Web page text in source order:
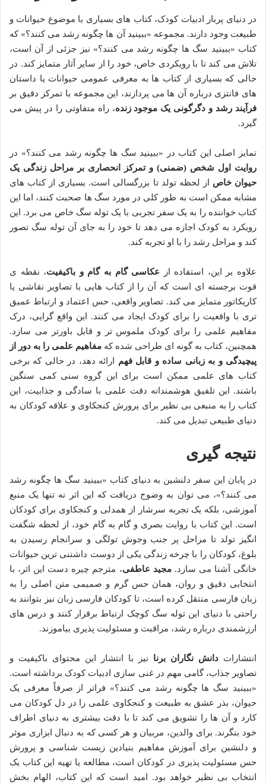
در دنیای پربار ادبیات کودک، کتاب های بسیاری با موضوع حیوانات و
طبیعت وجود دارند. مجموعه «ببینید آن ها چگونه رشد می کنند؟» که
کتاب «ببینید سگ ها چگونه رشد می کنند؟» نیز جزئی از آن است،
تلاش می کند تا با رویکردی خاص، خود را از سایر آثار متمایز کند. در
حالی که بسیاری از کتاب ها به معرفی عمومی حیوانات یا داستان
های فانتزی درباره آن ها می پردازند، این مجموعه با تمرکز دقیق بر
فرآیند رشد و دگرگونی یک موجود زنده، راه متفاوتی را در پیش می
گیرد.
تمایز اصلی این کتاب در «ببینید سگ ها چگونه رشد می کنند؟» در
روایت اول شخص (ضمنی) و تمرکز انحصاری بر مراحل زندگی یک
حیوان خاص از لحظه تولد تا بزرگسالی است. بسیاری از کتاب های
مشابه ممکن است به طور کلی در مورد سگ ها صحبت کنند، اما این
کتاب خواننده را به یک سفر تجربی با یک توله سگ خاص می برد. این
رویکرد به کودک اجازه می دهد تا خود را به جای آن توله سگ تصور
کند و مراحل رشد را با او تجربه کند.
علاوه بر این، استفاده از عکاسی گام به گام و باکیفیت، نقطه ی
قوت برجسته ای است که آن را از کتاب هایی با تصاویر نقاشی یا
کاریکاتور متمایز می کند. تصاویر واقعی، حس اعتماد و ارتباط عمیق
تری با واقعیت را برای کودک ایجاد می کنند. این واقع گرایی، درک
مفاهیم علمی را برای کودک ملموس تر و قابل باورتر می سازد.
همچنین، کتاب به گونه ای طراحی شده که مفاهیم علمی را به دور از
پیچیدگی و به زبانی ساده و قابل فهم ارائه دهد، در حالی که برخی
کتاب های علمی ممکن است برای این گروه سنی کمی سنگین
باشند. این تلفیق هوشمندانه دقت علمی با سادگی و جذابیت، این
کتاب را به منبعی بی نظیر برای پرورش کنجکاوی و علاقه کودکان به
دنیای طبیعی تبدیل می کند.
نتیجه گیری
در پایان این سفر دلنشین به دنیای کتاب «ببینید سگ ها چگونه رشد
می کنند؟»، می توان به وضوح دریافت که این اثر نه تنها یک منبع
آموزشی، بلکه یک تجربه سرشار از همدلی و کنجکاوی برای کودکان
است. این کتاب با روایت بصری و گام به گام خود، از لحظه شگفت
انگیز تولد تا مراحل پر جنب وجوش تولگی و سرانجام رسیدن به
بلوغ، کودکان را با چرخه زندگی یکی از دوست داشتنی ترین حیوانات
خانگی آشنا می سازد.مجید عاطفی، مترجم چیره دست این اثر، با
انتخابی دقیق و روان، همان حس گرم و صمیمی متن اصلی را به
زبان فارسی منتقل کرده است، تا کودکان فارسی زبان نیز بتوانند به
راحتی با دنیای این توله سگ کوچک ارتباط برقرار کنند و درس های
ارزشمندی درباره رشد، مراقبت و مسئولیت پذیری بیاموزند.
انتشارات دانش نگاران برنا نیز با انتشار این محتوای باکیفیت و
تصاویر جذاب، گامی مهم در غنی سازی ادبیات کودک برداشته است.
«ببینید سگ ها چگونه رشد می کنند؟» فراتر از صرفاً معرفی یک
حیوان، بذر عشق به طبیعت و کنجکاوی علمی را در دل کودکان می
کارد و آن ها را تشویق می کند تا با دقت بیشتری به دنیای اطراف
خود بنگرند. برای والدین، مربیان و هر کسی که به دنبال ابزاری موثر
و دلنشین برای آموزش مفاهیم بنیادین زیست شناسی و پرورش
حس مسئولیت پذیری در کودکان است، مطالعه یا تهیه این کتاب یک
انتخاب بی نظیر خواهد بود. امید است که این کتاب، الهام بخش